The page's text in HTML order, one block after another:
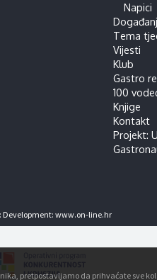
Napici
Tema
Vijesti
Klub
Gastro
100
Knjige
Kontakt
Projekt:
Development: www.on-line.hr
pretpostavljamo da prihvaćate sve